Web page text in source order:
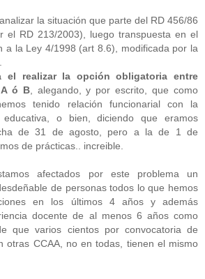
la situación que parte del RD 456/86
el RD 213/2003), luego transpuesta en el
a la Ley 4/1998 (art 8.6), modificada por la
el realizar la opción obligatoria entre
ó B, alegando, y por escrito, que como
tenido relación funcionarial con la
educativa, o bien, diciendo que eramos
de 31 de agosto, pero a la de 1 de
de prácticas.. increible.
afectados por este problema un
de personas todos lo que hemos
en los últimos 4 años y además
docente de al menos 6 años como
que varios cientos por convocatoria de
otras CCAA, no en todas, tienen el mismo